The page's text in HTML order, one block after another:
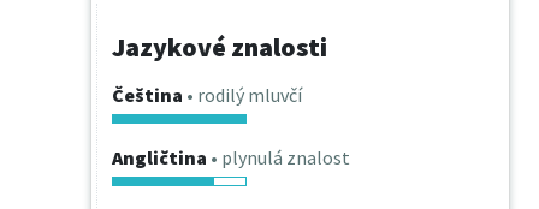
Jazykové znalosti
Čeština • rodilý mluvčí
Angličtina • plynulá znalost